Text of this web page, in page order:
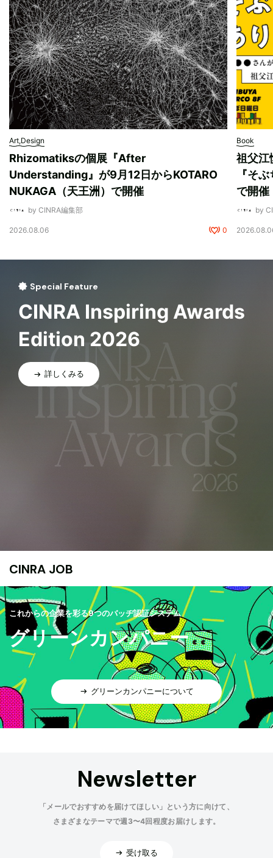
Art,Design
Rhizomatiksの個展『After
Understanding』が9月12日からKOTARO
NUKAGA（天王洲）で開催
by CINRA編集部
2026.08.06 0
Book
祖父江
『そ
で開催
by
Special Feature
CINRA Inspiring Awards
Edition 2026
詳しくみる
CINRA JOB
これからの企業を彩る9つのバッヂ認証システム
グリーンカンパニー
グリーンカンパニーについて
Newsletter
「メールでおすすめを届けてほしい」という方に向けて、
さまざまなテーマで週3〜4回程度お届けします。
受け取る